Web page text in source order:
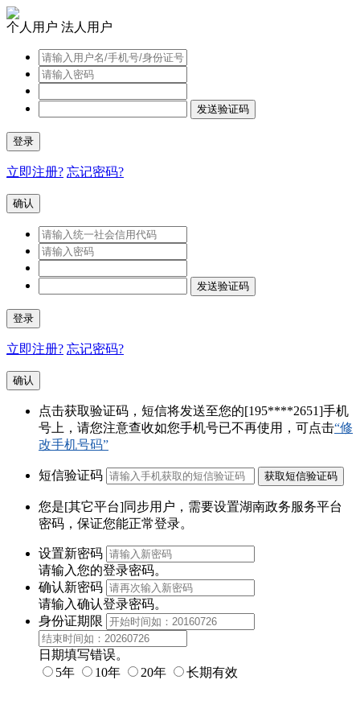
个人用户 法人用户
发送验证码
登录
立即注册? 忘记密码?
确认
发送验证码
登录
立即注册? 忘记密码?
确认
点击获取验证码，短信将发送至您的[195****2651]手机
号上，请您注意查收如您手机号已不再使用，可点击“修
改手机号码”
短信验证码
您是[其它平台]同步用户，需要设置湖南政务服务平台
密码 ，保证您能正常登录。
设置新密码
请输入您的登录密码。
确认新密码
请输入确认登录密码。
身份证期限
日期填写错误。
5年
10年 20年 长期有效